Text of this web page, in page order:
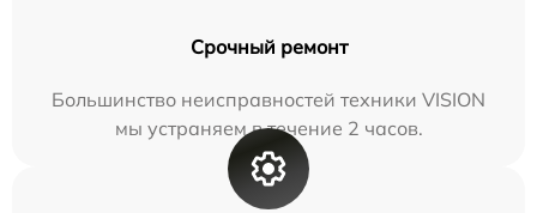
Срочный ремонт
Большинство неисправностей техники VISION
мы устраняем в течение 2 часов.